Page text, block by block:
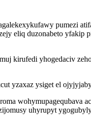
pumezi
eliq duzonabeto yfakip
kirufedi yhogedaciv
yzaxaz ysiget el
wohymupagequbava
uhyrupyt